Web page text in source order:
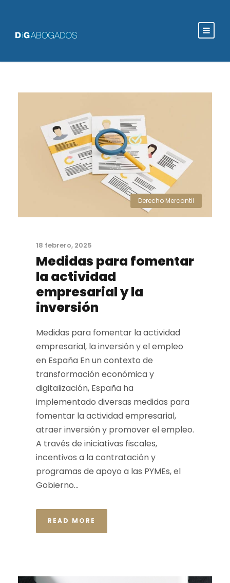
Derecho Mercantil
18 febrero, 2025
Medidas para fomentar
la actividad
empresarial y la
inversión
Medidas para fomentar la actividad
empresarial, la inversión y el empleo
en España En un contexto de
transformación económica y
digitalización, España ha
implementado diversas medidas para
fomentar la actividad empresarial,
atraer inversión y promover el empleo.
A través de iniciativas fiscales,
incentivos a la contratación y
programas de apoyo a las PYMEs, el
Gobierno...
READ MORE